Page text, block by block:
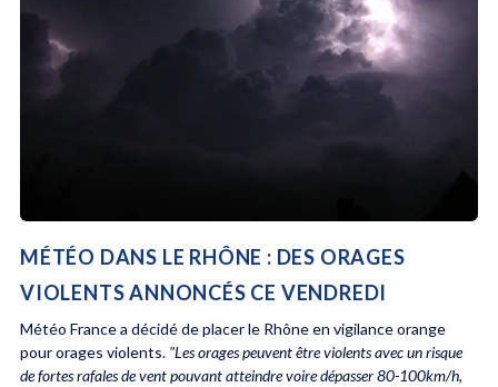
MÉTÉO DANS LE RHÔNE : DES ORAGES
VIOLENTS ANNONCÉS CE VENDREDI
Météo France a décidé de placer le Rhône en vigilance orange
pour orages violents. "Les orages peuvent être violents avec un risque
de fortes rafales de vent pouvant atteindre voire dépasser 80-100km/h,